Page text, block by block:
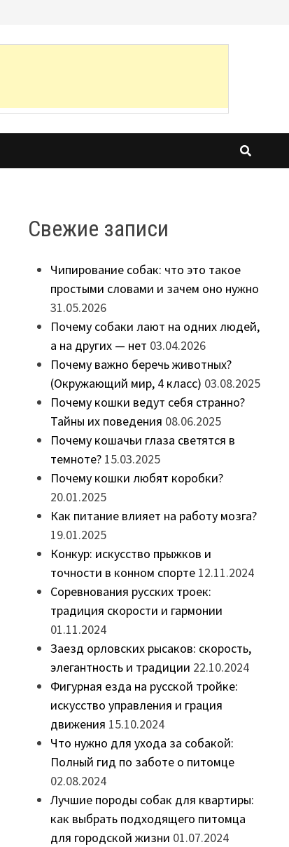
Свежие записи
Чипирование собак: что это такое
простыми словами и зачем оно нужно
31.05.2026
Почему собаки лают на одних людей,
а на других — нет 03.04.2026
Почему важно беречь животных?
(Окружающий мир, 4 класс) 03.08.2025
Почему кошки ведут себя странно?
Тайны их поведения 08.06.2025
Почему кошачьи глаза светятся в
темноте? 15.03.2025
Почему кошки любят коробки?
20.01.2025
Как питание влияет на работу мозга?
19.01.2025
Конкур: искусство прыжков и
точности в конном спорте 12.11.2024
Соревнования русских троек:
традиция скорости и гармонии
01.11.2024
Заезд орловских рысаков: скорость,
элегантность и традиции 22.10.2024
Фигурная езда на русской тройке:
искусство управления и грация
движения 15.10.2024
Что нужно для ухода за собакой:
Полный гид по заботе о питомце
02.08.2024
Лучшие породы собак для квартиры:
как выбрать подходящего питомца
для городской жизни 01.07.2024